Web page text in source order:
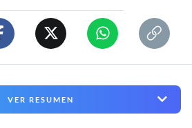
VER RESUMEN